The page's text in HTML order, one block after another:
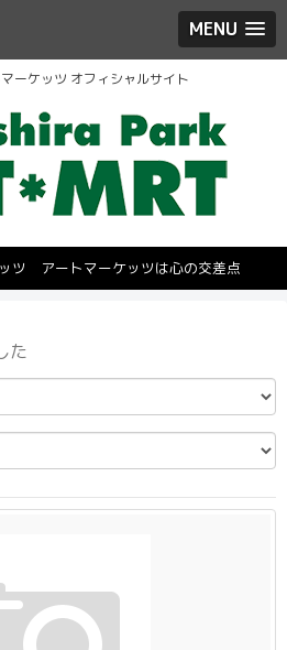
MENU
ーケッツ オフィシャルサイト
ツ アートマーケッツは心の交差点
た